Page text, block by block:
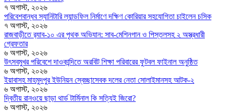
৭ অগাস্ট, ২০২৬
পরিবেশবান্ধব স্যানিটারি ল্যান্ডফিল নির্মাণে দক্ষিণ কোরিয়ার সহযোগিতা চাইলেন চসিক
৭ অগাস্ট, ২০২৬
রাজবাড়ীতে র‍্যাব-১০ এর পৃথক অভিযান: সাব-মেশিনগান ও পিস্তলসহ ২ অস্ত্রধারী
গ্রেফতার
৬ অগাস্ট, ২০২৬
উৎসবমুখর পরিবেশে দাওকান্দিতে অরবিট শিক্ষা পরিবারের ফুটবল ফাইনাল অনুষ্ঠিত
৬ অগাস্ট, ২০২৬
ইয়াবাসহ মাহমুদপুর ইউনিয়ন স্বেচ্ছাসেবক দলের নেতা সোলাইমানসহ আটক-২
৬ অগাস্ট, ২০২৬
দ্বিতীয় রানওয়ে ছাড়া থার্ড টার্মিনাল কি সত্যিই জিরো?
৬ অগাস্ট, ২০২৬